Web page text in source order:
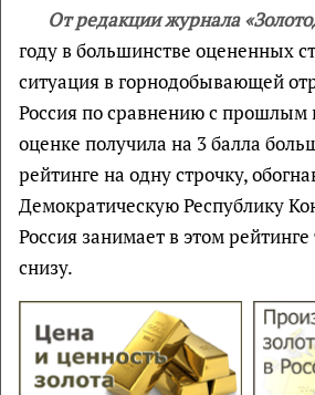
От редакции журнала
году в большинстве оцененных
ситуация в горнодобывающей
Россия по сравнению с прошлым
оценке получила на 3 балла
рейтинге на одну строчку,
Демократическую Республику
Россия занимает в этом
снизу.